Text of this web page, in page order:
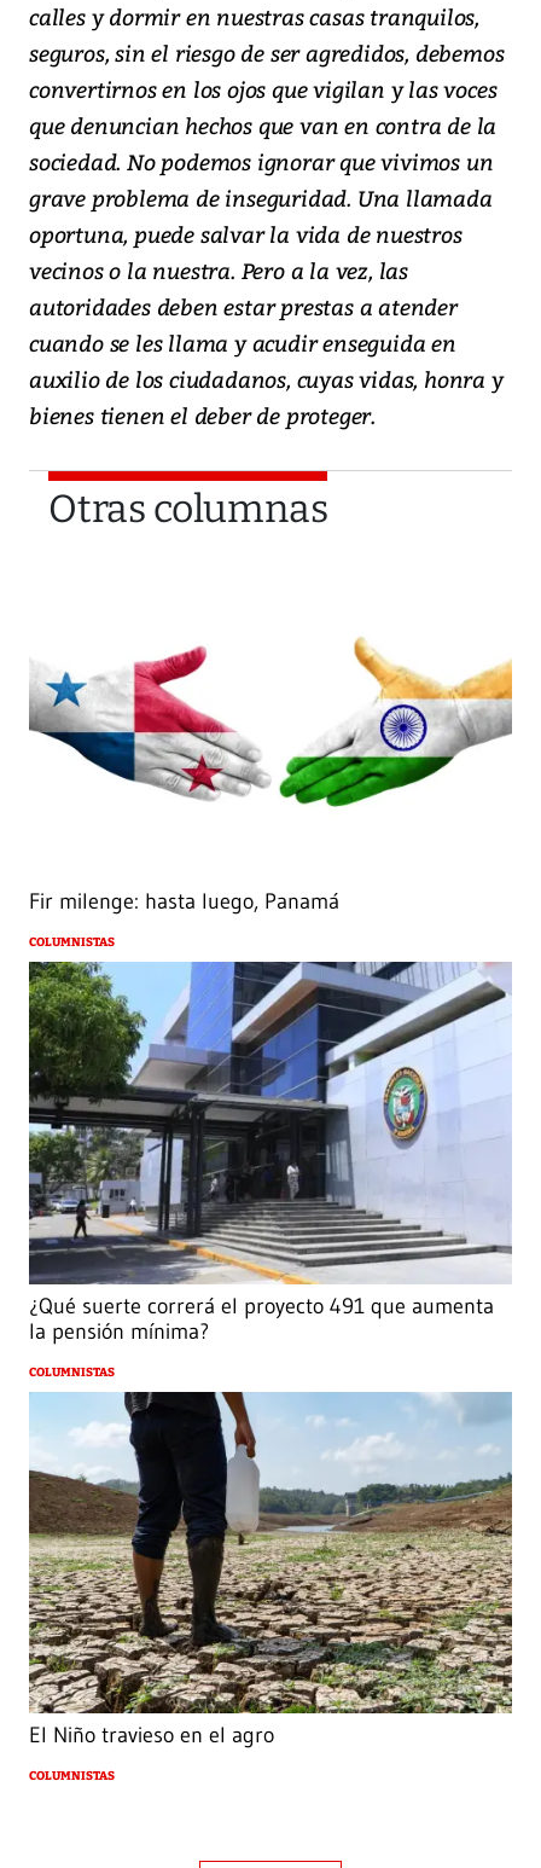
calles y dormir en nuestras casas tranquilos,
seguros, sin el riesgo de ser agredidos, debemos
convertirnos en los ojos que vigilan y las voces
que denuncian hechos que van en contra de la
sociedad. No podemos ignorar que vivimos un
grave problema de inseguridad. Una llamada
oportuna, puede salvar la vida de nuestros
vecinos o la nuestra. Pero a la vez, las
autoridades deben estar prestas a atender
cuando se les llama y acudir enseguida en
auxilio de los ciudadanos, cuyas vidas, honra y
bienes tienen el deber de proteger.
Otras columnas
Fir milenge: hasta luego, Panamá
COLUMNISTAS
¿Qué suerte correrá el proyecto 491 que aumenta
la pensión mínima?
COLUMNISTAS
El Niño travieso en el agro
COLUMNISTAS